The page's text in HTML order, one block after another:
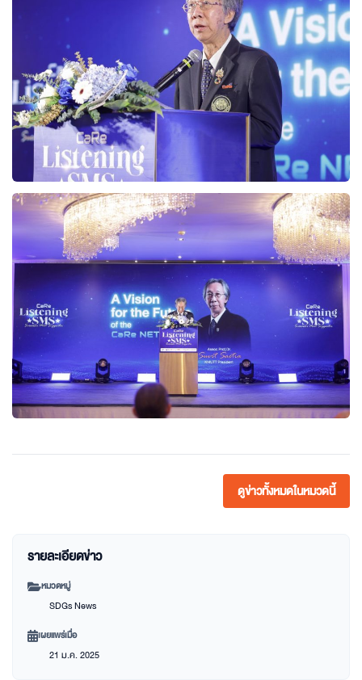
ดูข่าวทั้งหมดในหมวดนี้
รายละเอียดข่าว
หมวดหมู่
SDGs News
เผยแพร่เมื่อ
21 ม.ค. 2025